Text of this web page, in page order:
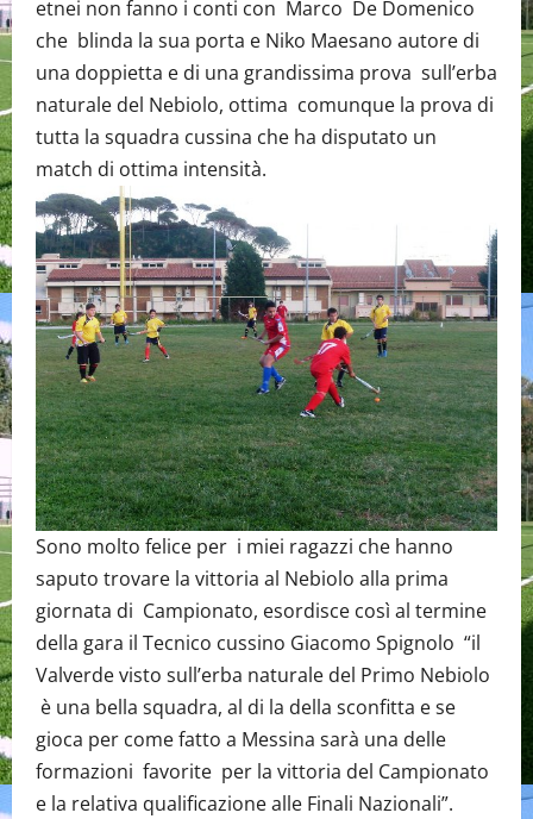
etnei non fanno i conti con Marco De Domenico
che blinda la sua porta e Niko Maesano autore di
una doppietta e di una grandissima prova sull’erba
naturale del Nebiolo, ottima comunque la prova di
tutta la squadra cussina che ha disputato un
match di ottima intensità.
Sono molto felice per i miei ragazzi che hanno
saputo trovare la vittoria al Nebiolo alla prima
giornata di Campionato, esordisce così al termine
della gara il Tecnico cussino Giacomo Spignolo “il
Valverde visto sull’erba naturale del Primo Nebiolo
è una bella squadra, al di la della sconfitta e se
gioca per come fatto a Messina sarà una delle
formazioni favorite per la vittoria del Campionato
e la relativa qualificazione alle Finali Nazionali”.